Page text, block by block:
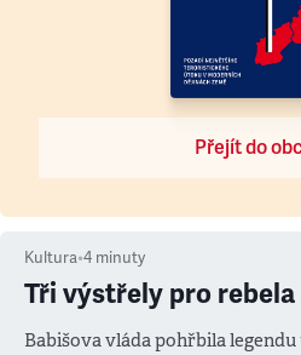
Přejít do
Kultura•4 minuty
Tři výstřely pro rebela
Babišova vláda pohřbila